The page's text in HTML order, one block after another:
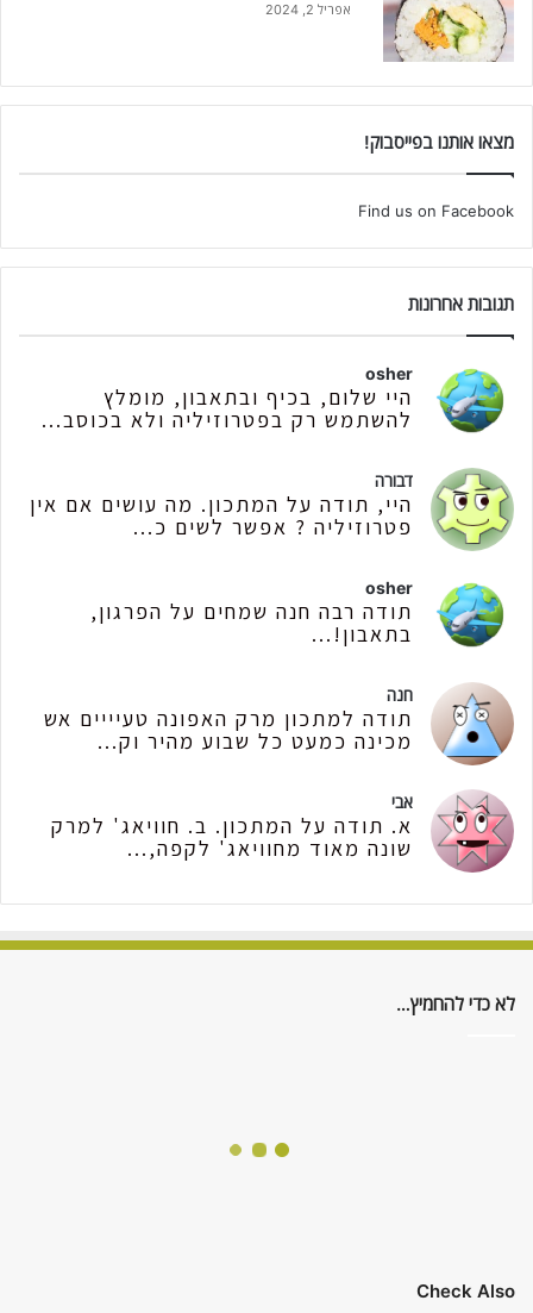
אפריל 2, 2024
מצאו אותנו בפייסבוק!
Find us on Facebook
תגובות אחרונות
osher
היי שלום, בכיף ובתאבון, מומלץ
להשתמש רק בפטרוזיליה ולא בכוסב...
דבורה
היי, תודה על המתכון. מה עושים אם אין
פטרוזיליה ? אפשר לשים כ...
osher
תודה רבה חנה שמחים על הפרגון,
בתאבון!...
חנה
תודה למתכון מרק האפונה טעיייים אש
מכינה כמעט כל שבוע מהיר וק...
אבי
א. תודה על המתכון. ב. חוויאג' למרק
שונה מאוד מחוויאג' לקפה,...
לא כדי להחמיץ…
Check Also